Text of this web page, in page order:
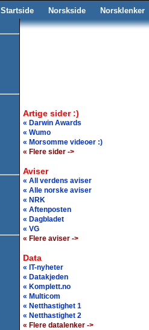
Startside Norskside Norsklenker
Artige sider :)
« Darwin Awards
« Wumo
« Morsomme videoer :)
« Flere sider ->
Aviser
« All verdens aviser
« Alle norske aviser
« NRK
« Aftenposten
« Dagbladet
« VG
« Flere aviser ->
Data
« IT-nyheter
« Datakjeden
« Komplett.no
« Multicom
« Netthastighet 1
« Netthastighet 2
« Flere datalenker ->